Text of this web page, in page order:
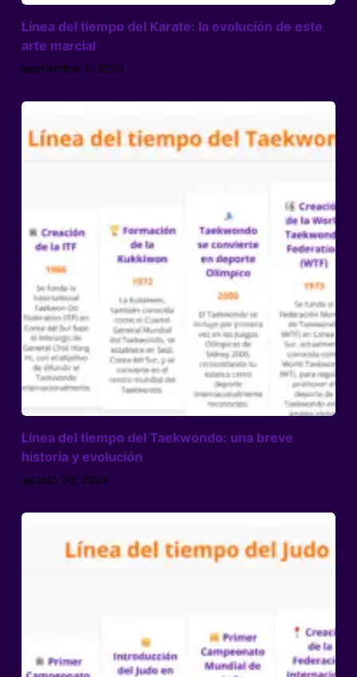
Línea del tiempo del Karate: la evolución de este
arte marcial
septiembre 5, 2024
Línea del tiempo del Taekwondo: una breve
historia y evolución
agosto 30, 2024